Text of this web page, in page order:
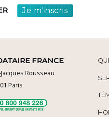
Je m'inscris
FRANCE
Rousseau
Paris